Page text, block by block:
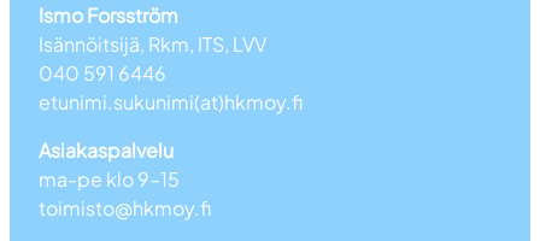
Ismo Forsström
Isännöitsijä, Rkm, ITS, LVV
040 591 6446
etunimi.sukunimi(at)hkmoy.fi
Asiakaspalvelu
ma-pe klo 9–15
toimisto@hkmoy.fi